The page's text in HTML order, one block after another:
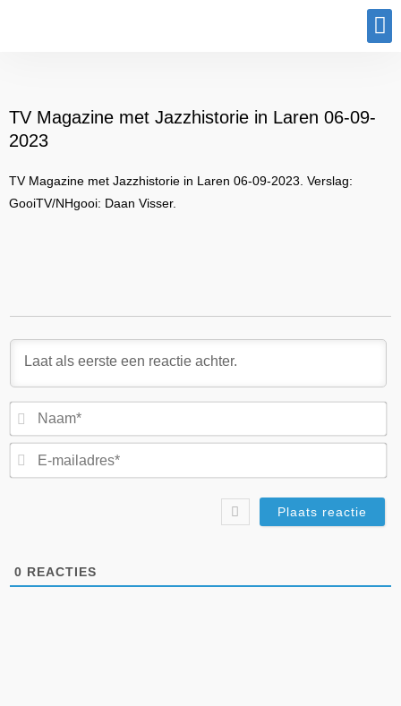
TV Magazine met Jazzhistorie in Laren 06-09-
2023
TV Magazine met Jazzhistorie in Laren 06-09-2023. Verslag:
GooiTV/NHgooi: Daan Visser.
0 REACTIES